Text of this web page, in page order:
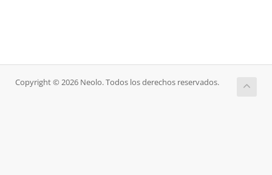
Copyright © 2026 Neolo. Todos los derechos reservados.